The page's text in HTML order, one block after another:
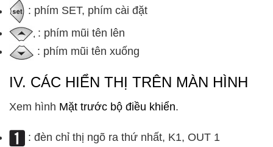
: phím SET, phím cài đặt
: phím mũi tên lên
: phím mũi tên xuống
IV. CÁC HIỂN THỊ TRÊN MÀN HÌNH
Xem hình Mặt trước bộ điều khiển.
: đèn chỉ thị ngõ ra thứ nhất, K1, OUT 1